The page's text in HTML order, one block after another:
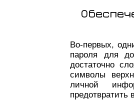
Во-первых,
пароля для
достаточно
символы
личной
предотвратить